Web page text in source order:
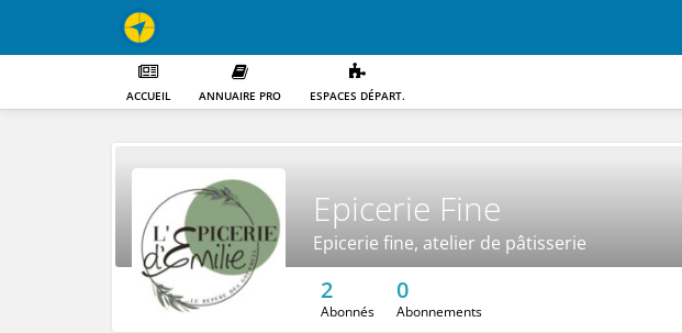
ACCUEIL ANNUAIRE PRO ESPACES DÉPART.
Epicerie Fine
Epicerie fine, atelier de pâtisserie
2
Abonnés
0
Abonnements